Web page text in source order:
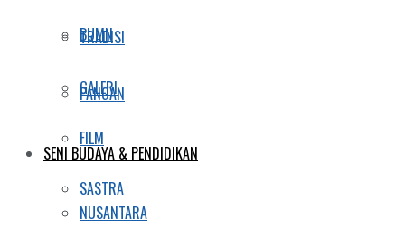
TRADISI
GALERI
FILM
SASTRA
BUMN
PANGAN
SENI BUDAYA & PENDIDIKAN
NUSANTARA